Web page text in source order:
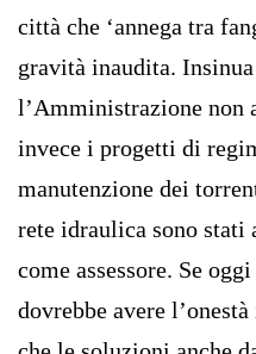
città che ‘annega tra
gravità inaudita.
l’Amministrazione non
invece i progetti di
manutenzione dei
rete idraulica sono stati
come assessore. Se
dovrebbe avere